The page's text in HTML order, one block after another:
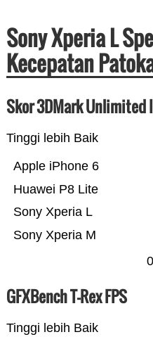
Sony Xperia L
Kecepatan
Skor 3DMark
Tinggi lebih Baik
Sony Xperia M
Sony Xperia L
Huawei P8 Lite
Apple iPhone 6
0
GFXBench T-Rex FPS
Tinggi lebih Baik